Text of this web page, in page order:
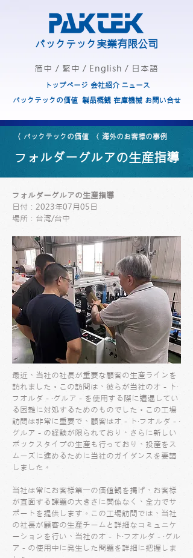
パックテック実業有限公司
简中 / 繁中 / English / 日本語
トップページ 会社紹介 ニュース
パックテックの価値 製品概観 在庫機械 お問い合せ
〈 パックテックの価値 〈 海外のお客様の事例
フォルダーグルアの生産指導
フォルダーグルアの生産指導
日付：2023年07月05日
場所：台湾/台中
最近、当社の社長が重要な顧客の生産ラインを
訪れました。この訪問は、彼らが当社のオ－ト‧
フオルダ－‧グルア－を使用する際に遭遇してい
る困難に対処するためのものでした。この工場
訪問は非常に重要で、顧客はオ－ト‧フオルダ－‧
グルア－の経験が限られており、さらに新しい
ボックスタイプの生産も行っており、投産をス
ムーズに進めるために当社のガイダンスを要請
しました。
当社は常にお客様第一の価値観を掲げ、お客様
が直面する課題の大きさに関係なく、全力でサ
ポートを提供します。この工場訪問では、当社
の社長が顧客の生産チームと詳細なコミュニケ
ーションを行い、当社のオ－ト‧フオルダ－‧グル
ア－の使用中に発生した問題を詳細に把握しま